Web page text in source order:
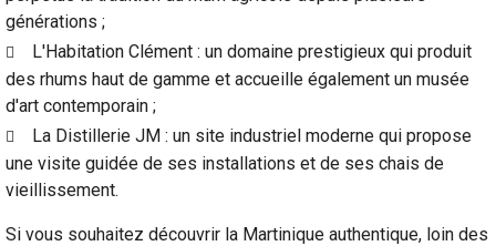
générations ;
L'Habitation Clément : un domaine prestigieux qui produit
des rhums haut de gamme et accueille également un musée
d'art contemporain ;
La Distillerie JM : un site industriel moderne qui propose
une visite guidée de ses installations et de ses chais de
vieillissement.
Si vous souhaitez découvrir la Martinique authentique, loin des